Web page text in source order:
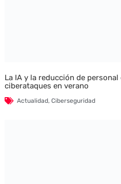
La IA y la reducción de
ciberataques en verano
Actualidad, Ciberseguridad